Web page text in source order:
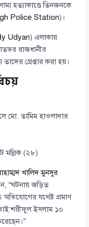
হত্যাকাণ্ডে তিনজনকে
Police Station)।
Udyan) এলাকায়
রাজধানীর
গ্রেপ্তার করা হয়।
মো. তামিম হাওলাদার
মল্লিক (২৮)
খালিদ মুনসুর
“ঘটনায় জড়িত
অভিযোগের যথেষ্ট প্রমাণ
শরীফুল ইসলাম ১০